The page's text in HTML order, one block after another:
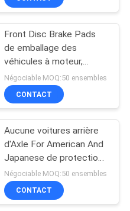
de
frein
bloc de
34
Front Disc Brake Pads
de emballage des
véhicules à moteur,
protections de frein de
haute performance
Négociable MOQ:50 ensembles
CONTACT
Aucune voitures arrière
d'Axle For American And
Japanese de protections
de frein de voiture de
bruit
Négociable MOQ:50 ensembles
CONTACT